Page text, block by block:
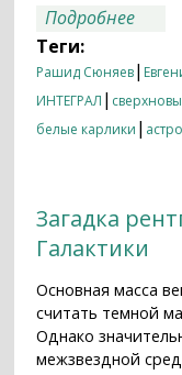
Подробнее
типа
Теги:
Рашид Сюняев|
ИНТЕГРАЛ |
белые карлики |
Загадка
Галактики
Основная масса
считать темной
Однако
межзвездной